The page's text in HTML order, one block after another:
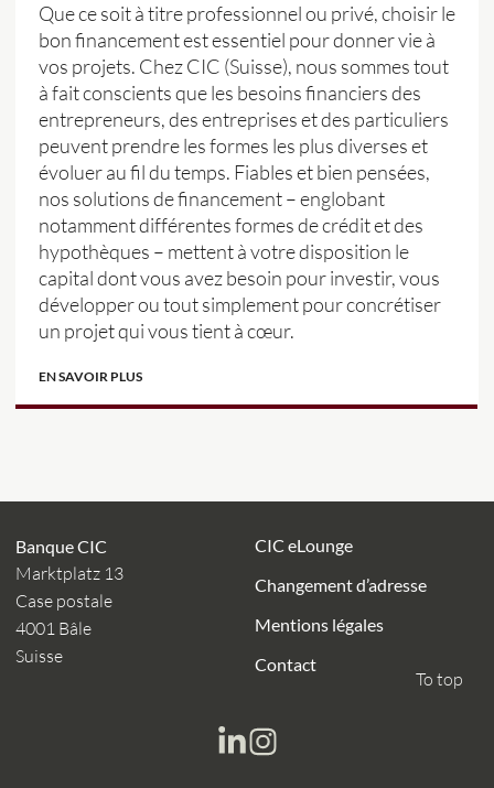
Que ce soit à titre professionnel ou privé, choisir le
bon financement est essentiel pour donner vie à
vos projets. Chez CIC (Suisse), nous sommes tout
à fait conscients que les besoins financiers des
entrepreneurs, des entreprises et des particuliers
peuvent prendre les formes les plus diverses et
évoluer au fil du temps. Fiables et bien pensées,
nos solutions de financement – englobant
notamment différentes formes de crédit et des
hypothèques – mettent à votre disposition le
capital dont vous avez besoin pour investir, vous
développer ou tout simplement pour concrétiser
un projet qui vous tient à cœur.
EN SAVOIR PLUS
Banque CIC
Marktplatz 13
Case postale
4001 Bâle
Suisse
CIC eLounge
Changement d’adresse
Mentions légales
Contact
To top